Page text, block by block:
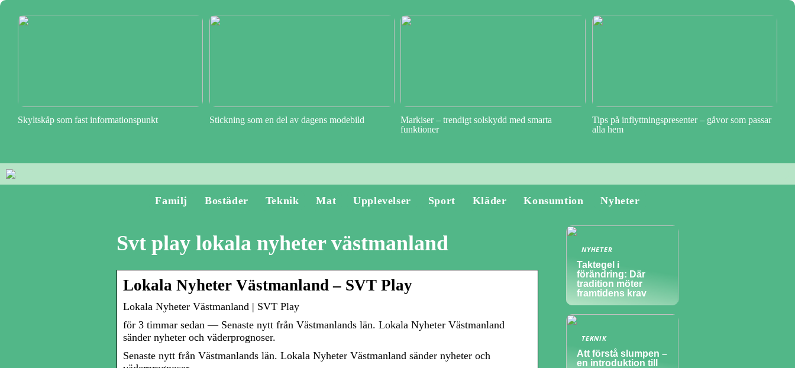
Skyltskåp som fast informationspunkt Stickning som en del av dagens modebild
Markiser – trendigt solskydd med smarta
funktioner
Tips på inflyttningspresenter – gåvor som passar
alla hem
Familj Bostäder Teknik Mat Upplevelser Sport Kläder Konsumtion Nyheter
Svt play lokala nyheter västmanland
Lokala Nyheter Västmanland – SVT Play
Lokala Nyheter Västmanland | SVT Play
för 3 timmar sedan — Senaste nytt från Västmanlands län. Lokala Nyheter Västmanland
sänder nyheter och väderprognoser.
Senaste nytt från Västmanlands län. Lokala Nyheter Västmanland sänder nyheter och
NYHETER
Taktegel i
förändring: Där
tradition möter
framtidens krav
TEKNIK
Att förstå slumpen –
en introduktion till